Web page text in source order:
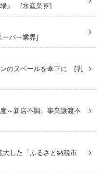
場』 [水産業界]
パー業界]
ンのヌベールを傘下に [乳
～新店不調、事業譲渡不
した「ふるさと納税市